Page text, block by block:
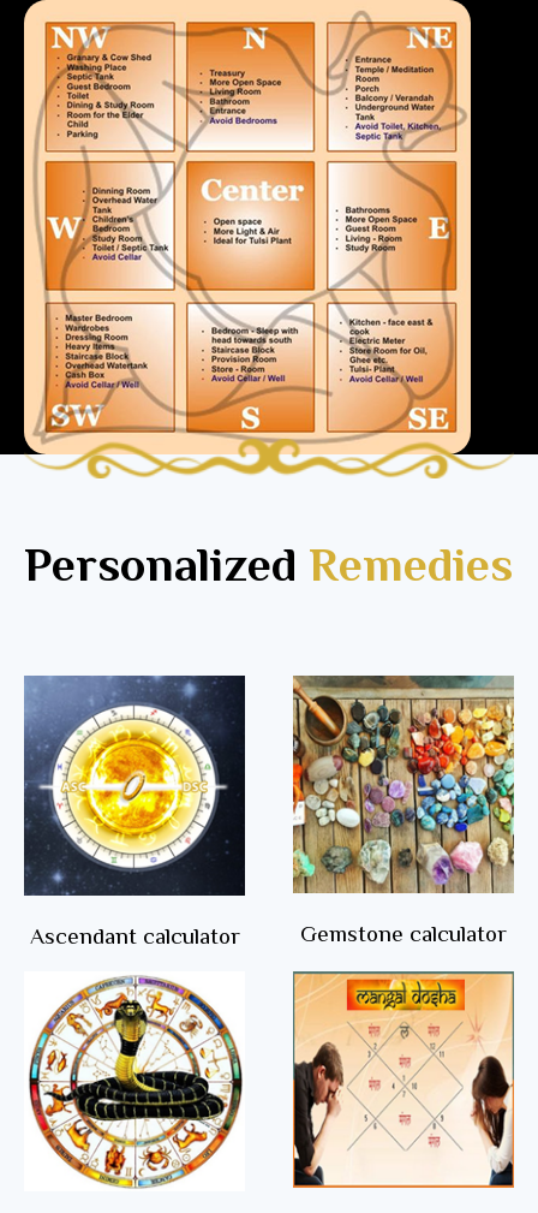
Personalized Remedies
Ascendant calculator Gemstone calculator